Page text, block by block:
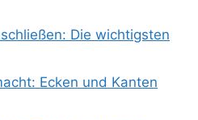
Die wichtigsten
Ecken und Kanten